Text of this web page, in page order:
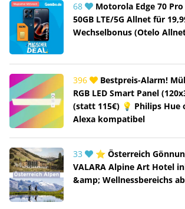
68
Motorola Edge 70 Pro
50GB LTE/5G Allnet für
Wechselbonus (Otelo
396
Bestpreis-Alarm!
RGB LED Smart Panel
(statt 115€) 💡 Philips Hue
Alexa kompatibel
33
⭐ Österreich
VALARA Alpine Art Hotel
&amp; Wellnessbereichs